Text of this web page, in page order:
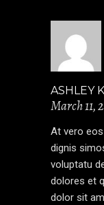
ASHLEY
March 11,
At vero
dignis
voluptatu
dolores et
dolor sit